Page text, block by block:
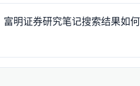
富明证券研究笔记搜索结果如